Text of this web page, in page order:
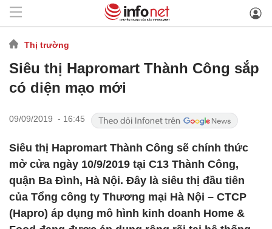
Thị trường
Siêu thị Hapromart Thành Công sắp
có diện mạo mới
09/09/2019 - 16:45
Siêu thị Hapromart Thành Công sẽ chính thức
mở cửa ngày 10/9/2019 tại C13 Thành Công,
quận Ba Đình, Hà Nội. Đây là siêu thị đầu tiên
của Tổng công ty Thương mại Hà Nội – CTCP
(Hapro) áp dụng mô hình kinh doanh Home &